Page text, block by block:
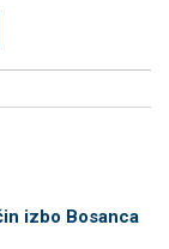
izbo Bosanca